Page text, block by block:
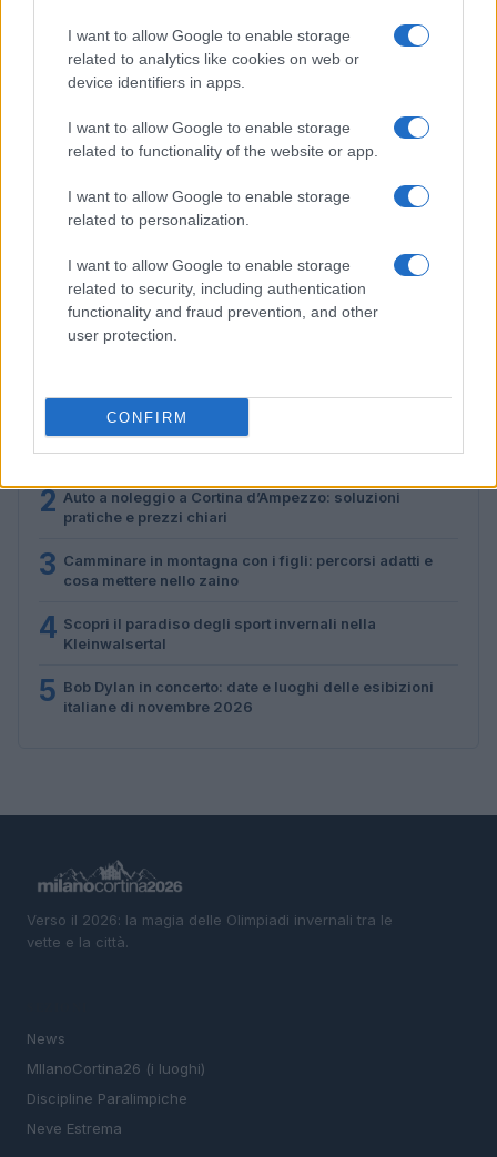
I want to allow Google to enable storage
related to analytics like cookies on web or
device identifiers in apps.
I want to allow Google to enable storage
related to functionality of the website or app.
I want to allow Google to enable storage
related to personalization.
I want to allow Google to enable storage
related to security, including authentication
functionality and fraud prevention, and other
user protection.
CONFIRM
estremo in Europa e oltre
Marco Tessari · 1 Ago 2026
1
Scopri le Olimpiadi Milano Cortina: Sport, Cultura e
Innovazione per un Futuro Sostenibile
2 Auto a noleggio a Cortina d’Ampezzo: soluzioni
pratiche e prezzi chiari
3 Camminare in montagna con i figli: percorsi adatti e
cosa mettere nello zaino
4 Scopri il paradiso degli sport invernali nella
Kleinwalsertal
5 Bob Dylan in concerto: date e luoghi delle esibizioni
italiane di novembre 2026
Verso il 2026: la magia delle Olimpiadi invernali tra le
vette e la città.
News
MIlanoCortina26 (i luoghi)
Discipline Paralimpiche
Neve Estrema